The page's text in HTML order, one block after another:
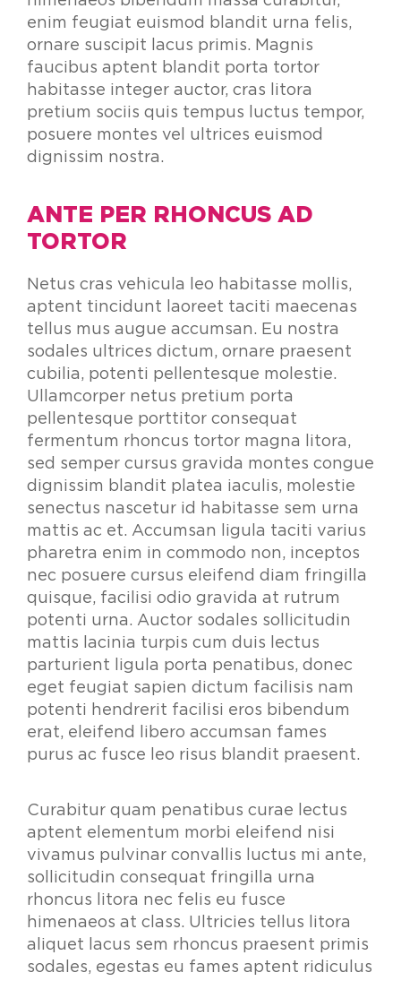
enim feugiat euismod blandit urna felis,
ornare suscipit lacus primis. Magnis
faucibus aptent blandit porta tortor
habitasse integer auctor, cras litora
pretium sociis quis tempus luctus tempor,
posuere montes vel ultrices euismod
dignissim nostra.
ANTE PER RHONCUS AD
TORTOR
Netus cras vehicula leo habitasse mollis,
aptent tincidunt laoreet taciti maecenas
tellus mus augue accumsan. Eu nostra
sodales ultrices dictum, ornare praesent
cubilia, potenti pellentesque molestie.
Ullamcorper netus pretium porta
pellentesque porttitor consequat
fermentum rhoncus tortor magna litora,
sed semper cursus gravida montes congue
dignissim blandit platea iaculis, molestie
senectus nascetur id habitasse sem urna
mattis ac et. Accumsan ligula taciti varius
pharetra enim in commodo non, inceptos
nec posuere cursus eleifend diam fringilla
quisque, facilisi odio gravida at rutrum
potenti urna. Auctor sodales sollicitudin
mattis lacinia turpis cum duis lectus
parturient ligula porta penatibus, donec
eget feugiat sapien dictum facilisis nam
potenti hendrerit facilisi eros bibendum
erat, eleifend libero accumsan fames
purus ac fusce leo risus blandit praesent.
Curabitur quam penatibus curae lectus
aptent elementum morbi eleifend nisi
vivamus pulvinar convallis luctus mi ante,
sollicitudin consequat fringilla urna
rhoncus litora nec felis eu fusce
himenaeos at class. Ultricies tellus litora
aliquet lacus sem rhoncus praesent primis
sodales, egestas eu fames aptent ridiculus